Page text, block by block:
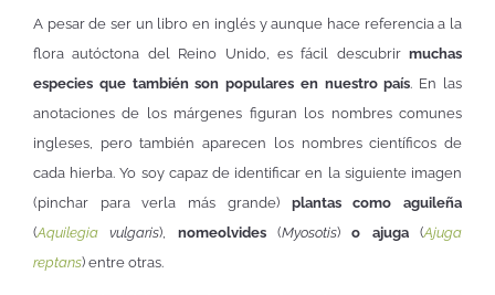
A pesar de ser un libro en inglés y aunque hace referencia a la
flora autóctona del Reino Unido, es fácil descubrir muchas
especies que también son populares en nuestro país. En las
anotaciones de los márgenes figuran los nombres comunes
ingleses, pero también aparecen los nombres científicos de
cada hierba. Yo soy capaz de identificar en la siguiente imagen
(pinchar para verla más grande) plantas como aguileña
(Aquilegia vulgaris), nomeolvides(Myosotis)o ajuga(Ajuga
reptans) entre otras.